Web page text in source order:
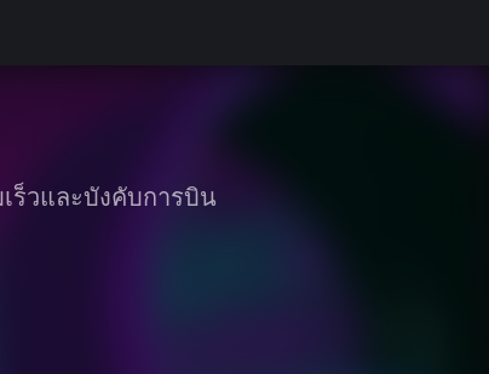
ร็วและบังคับการบิน